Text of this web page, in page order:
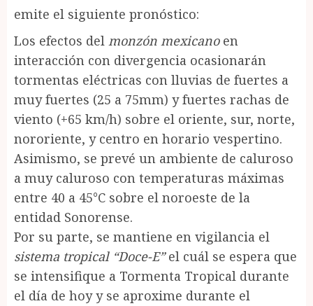
emite el siguiente pronóstico:
Los efectos del monzón mexicanoen
interacción con divergencia ocasionarán
tormentas eléctricas con lluvias de fuertes a
muy fuertes (25 a 75mm) y fuertes rachas de
viento (+65 km/h) sobre el oriente, sur, norte,
nororiente, y centro en horario vespertino.
Asimismo, se prevé un ambiente de caluroso
a muy caluroso con temperaturas máximas
entre 40 a 45°C sobre el noroeste de la
entidad Sonorense.
Por su parte, se mantiene en vigilancia el
sistema tropical “Doce-E”el cuál se espera que
se intensifique a Tormenta Tropical durante
el día de hoy y se aproxime durante el